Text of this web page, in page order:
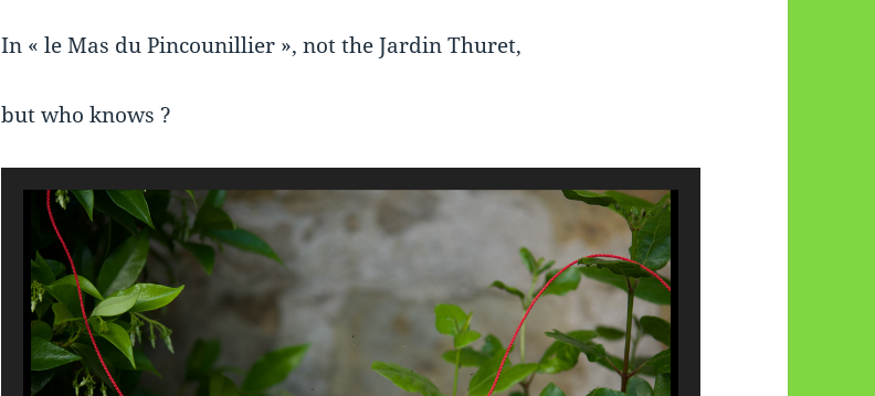
In « le Mas du Pincounillier », not the Jardin Thuret,
but who knows ?